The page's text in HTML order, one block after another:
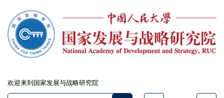
欢迎来到国家发展与战略研究院